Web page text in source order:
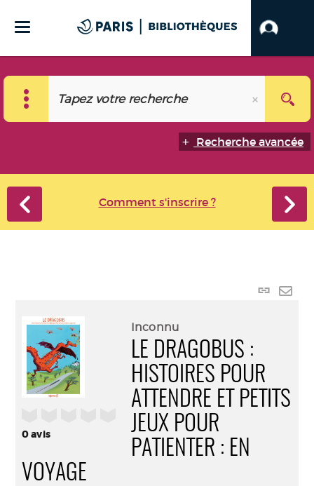
Recherche avancée
Comment s'inscrire ?
Lien
0avis
Inconnu
LE DRAGOBUS :
HISTOIRES POUR
ATTENDRE ET PETITS
JEUX POUR
PATIENTER : EN
VOYAGE